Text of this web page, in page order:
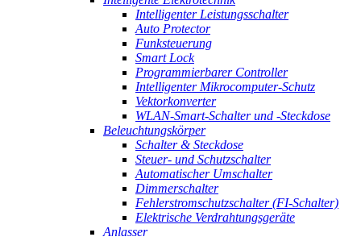
Intelligenter Leistungsschalter
Auto Protector
Funksteuerung
Smart Lock
Programmierbarer Controller
Intelligenter Mikrocomputer-Schutz
Vektorkonverter
WLAN-Smart-Schalter und -Steckdose
Beleuchtungskörper
Schalter & Steckdose
Steuer- und Schutzschalter
Automatischer Umschalter
Dimmerschalter
Fehlerstromschutzschalter (FI-Schalter)
Elektrische Verdrahtungsgeräte
Anlasser